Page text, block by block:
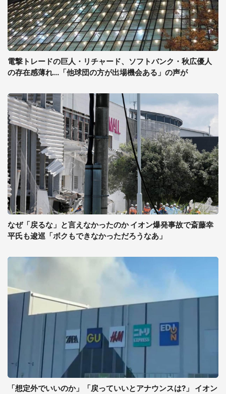
電撃トレードの巨人・リチャード、ソフトバンク・秋広優人
の存在感薄れ...「他球団の方が出場機会ある」の声が
なぜ「戻るな」と言えなかったのか イオン爆発事故で斎藤幸
平氏も逡巡「ボクもできなかっただろうなあ」
「想定外でいいのか」「戻っていいとアナウンスは?」 イオン